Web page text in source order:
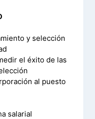
y selección
el éxito de las
al puesto
salarial